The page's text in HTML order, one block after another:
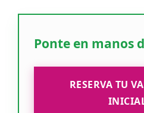
Ponte en manos
RESERVA TU